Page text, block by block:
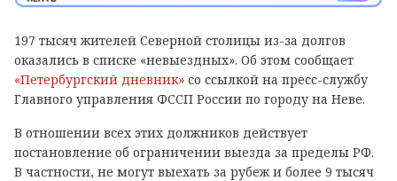
197 тысяч жителей Северной столицы из-за долгов
оказались в списке «невыездных». Об этом сообщает
«Петербургский дневник» со ссылкой на пресс-службу
Главного управления ФССП России по городу на Неве.
В отношении всех этих должников действует
постановление об ограничении выезда за пределы РФ.
В частности, не могут выехать за рубеж и более 9 тысяч